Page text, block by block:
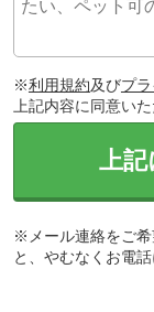
※利用規約及びプ
上記内容に同意い
上記
※メール連絡をご希
と、やむなくお電